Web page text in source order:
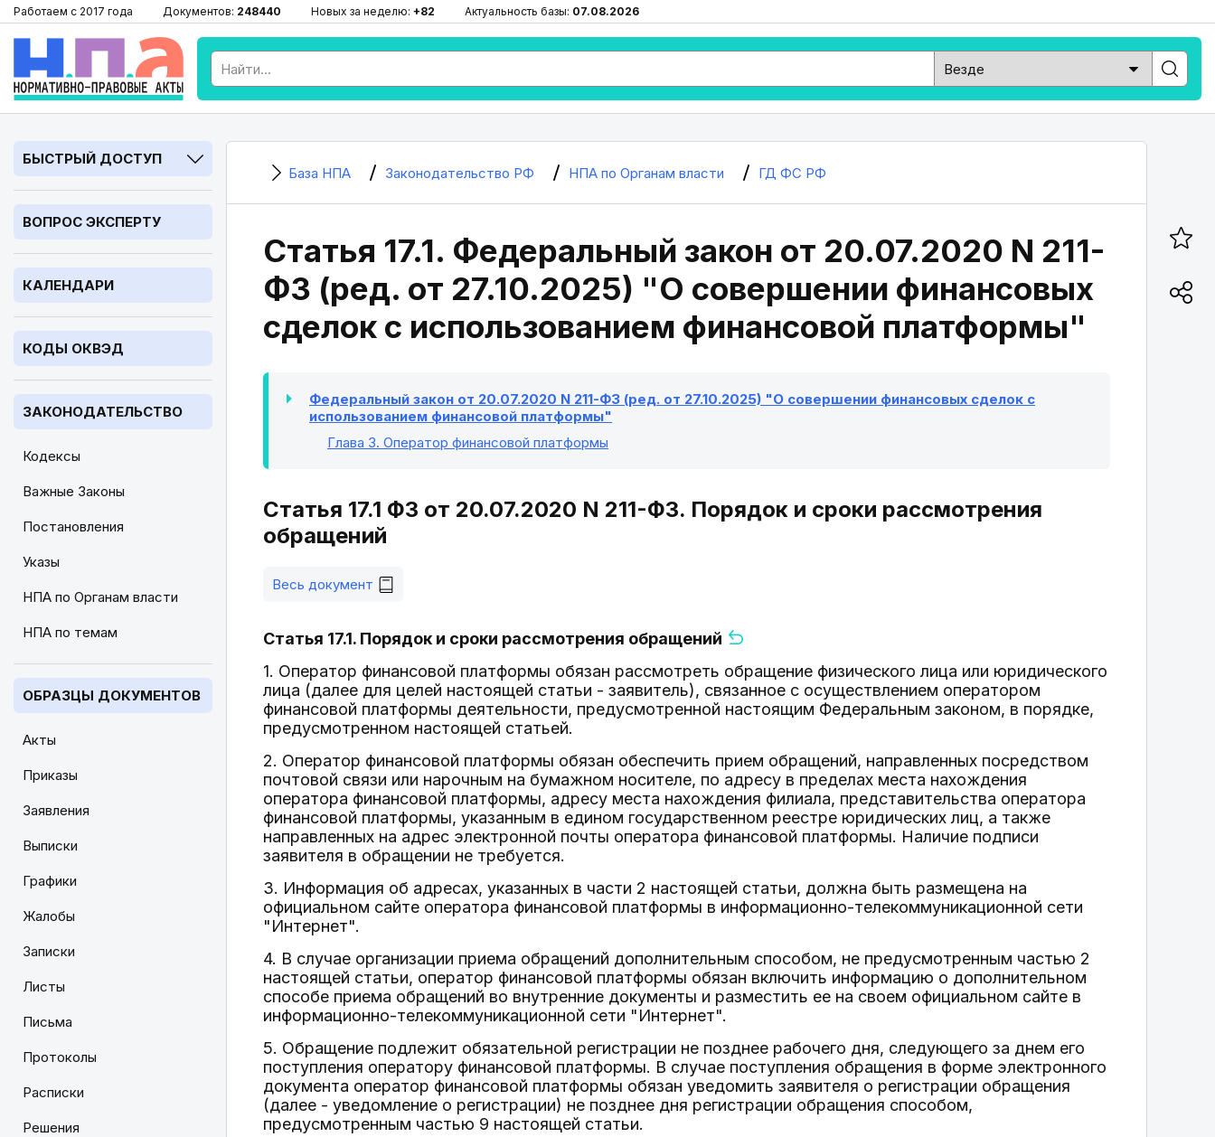
Работаем с 2017 года Документов: 248440 Новых за неделю: +82 Актуальность базы: 07.08.2026
БЫСТРЫЙ ДОСТУП
ВОПРОС ЭКСПЕРТУ
КАЛЕНДАРИ
КОДЫ ОКВЭД
ЗАКОНОДАТЕЛЬСТВО
Кодексы
Важные Законы
Постановления
Указы
НПА по Органам власти
НПА по темам
ОБРАЗЦЫ ДОКУМЕНТОВ
Акты
Приказы
Заявления
Выписки
Графики
Жалобы
Записки
Листы
Письма
Протоколы
Расписки
Решения
База НПА Законодательство РФ НПА по Органам власти ГД ФС РФ
Статья 17.1. Федеральный закон от 20.07.2020 N 211-
ФЗ (ред. от 27.10.2025) "О совершении финансовых
сделок с использованием финансовой платформы"
Федеральный закон от 20.07.2020 N 211-ФЗ (ред. от 27.10.2025) "О совершении финансовых сделок с
использованием финансовой платформы"
Глава 3. Оператор финансовой платформы
Статья 17.1 ФЗ от 20.07.2020 N 211-ФЗ. Порядок и сроки рассмотрения
обращений
Весь документ
Статья 17.1. Порядок и сроки рассмотрения обращений
1. Оператор финансовой платформы обязан рассмотреть обращение физического лица или юридического
лица (далее для целей настоящей статьи - заявитель), связанное с осуществлением оператором
финансовой платформы деятельности, предусмотренной настоящим Федеральным законом, в порядке,
предусмотренном настоящей статьей.
2. Оператор финансовой платформы обязан обеспечить прием обращений, направленных посредством
почтовой связи или нарочным на бумажном носителе, по адресу в пределах места нахождения
оператора финансовой платформы, адресу места нахождения филиала, представительства оператора
финансовой платформы, указанным в едином государственном реестре юридических лиц, а также
направленных на адрес электронной почты оператора финансовой платформы. Наличие подписи
заявителя в обращении не требуется.
3. Информация об адресах, указанных в части 2 настоящей статьи, должна быть размещена на
официальном сайте оператора финансовой платформы в информационно-телекоммуникационной сети
"Интернет".
4. В случае организации приема обращений дополнительным способом, не предусмотренным частью 2
настоящей статьи, оператор финансовой платформы обязан включить информацию о дополнительном
способе приема обращений во внутренние документы и разместить ее на своем официальном сайте в
информационно-телекоммуникационной сети "Интернет".
5. Обращение подлежит обязательной регистрации не позднее рабочего дня, следующего за днем его
поступления оператору финансовой платформы. В случае поступления обращения в форме электронного
документа оператор финансовой платформы обязан уведомить заявителя о регистрации обращения
(далее - уведомление о регистрации) не позднее дня регистрации обращения способом,
предусмотренным частью 9 настоящей статьи.